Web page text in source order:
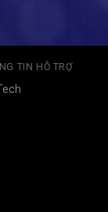
TIN HỖ TRỢ